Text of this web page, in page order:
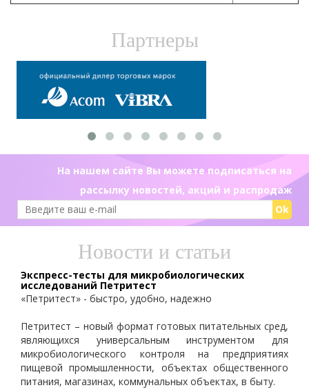
Партнеры
На нашем сайте Вы можете подписаться на
рассылку новостей, акций и распродаж
Ok
Новости и статьи
Экспресс-тесты для микробиологических
исследований Петритест
«Петритест» - быстро, удобно, надежно
Петритест – новый формат готовых питательных сред,
являющихся универсальным инструментом для
микробиологического контроля на предприятиях
пищевой промышленности, объектах общественного
питания, магазинах, коммунальных объектах, в быту.